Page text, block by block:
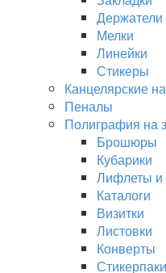
Держатели
Мелки
Линейки
Стикеры
Канцелярские
Пеналы
Полиграфия на
Брошюры
Кубарики
Лифлеты и
Каталоги
Визитки
Листовки
Конверты
Стикерпаки